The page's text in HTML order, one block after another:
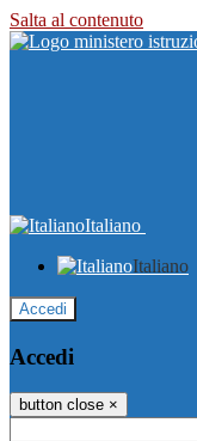
Salta al contenuto
Italiano
Italiano
Accedi
Accedi
button close ×